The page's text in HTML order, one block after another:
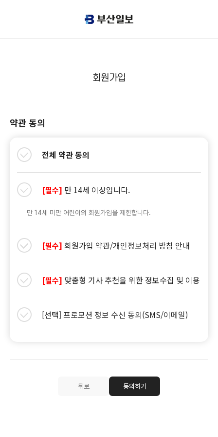
회원가입
약관 동의
전체 약관 동의
[필수] 만 14세 이상입니다.
만 14세 미만 어린이의 회원가입을 제한합니다.
[필수] 회원가입 약관/개인정보처리 방침 안내
[필수] 맞춤형 기사 추천을 위한 정보수집 및 이용
[선택] 프로모션 정보 수신 동의(SMS/이메일)
뒤로